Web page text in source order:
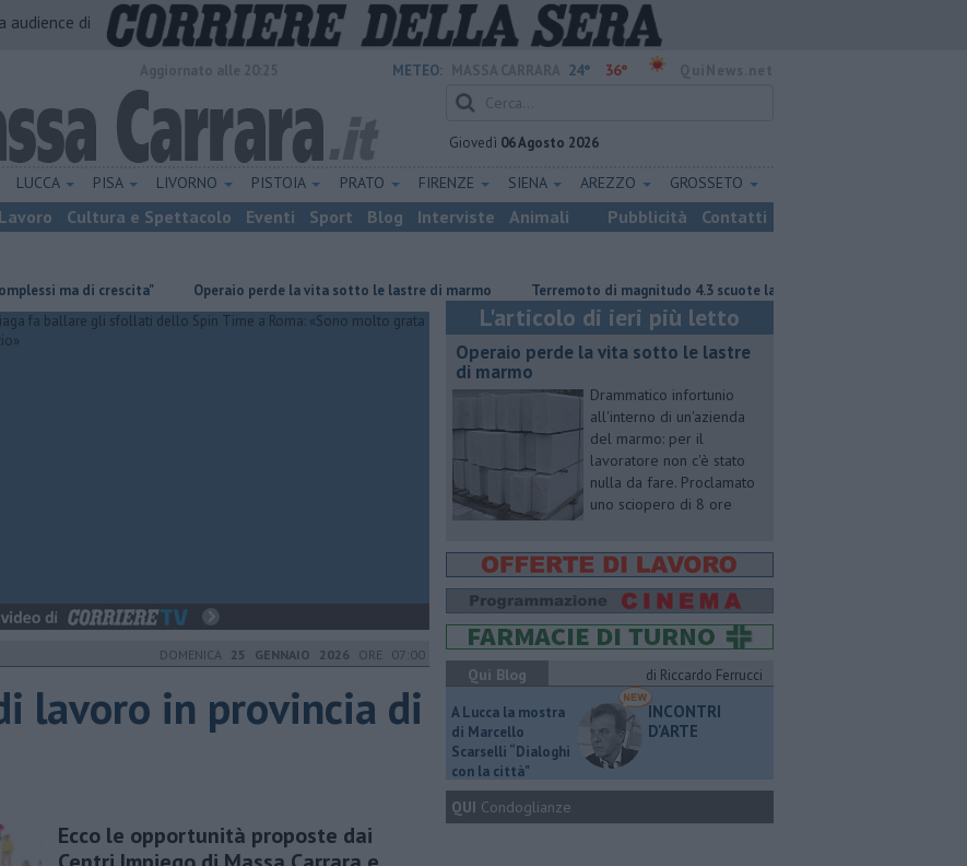
audience di
METEO: 24° 36°
Giovedì 06 Agosto 2026
LUCCA PISA LIVORNO PISTOIA PRATO FIRENZE SIENA AREZZO GROSSETO
Lavoro Cultura e Spettacolo Eventi Sport Blog Interviste Animali Pubblicità Contatti
di crescita" Operaio perde la vita sotto le lastre di marmo Terremoto di magnitudo 4.3 scuote la Toscana
DOMENICA 25 GENNAIO 2026 ORE 07:00
lavoro in provincia di
Ecco le opportunità proposte dai
L'articolo di ieri più letto
Operaio perde la vita sotto le lastre
di marmo
Drammatico infortunio
all'interno di un'azienda
del marmo: per il
lavoratore non c'è stato
nulla da fare. Proclamato
uno sciopero di 8 ore
Qui Blog
di Riccardo Ferrucci
A Lucca la mostra
di Marcello
Scarselli “Dialoghi
con la città"
INCONTRI
D'ARTE
QUI Condoglianze